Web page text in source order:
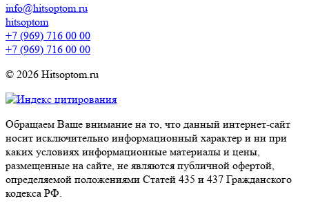
info@hitsoptom.ru
hitsoptom
+7 (969) 716 00 00
+7 (969) 716 00 00
© 2026 Hitsoptom.ru
Обращаем Ваше внимание на то, что данный интернет-сайт
носит исключительно информационный характер и ни при
каких условиях информационные материалы и цены,
размещенные на сайте, не являются публичной офертой,
определяемой положениями Статей 435 и 437 Гражданского
кодекса РФ.